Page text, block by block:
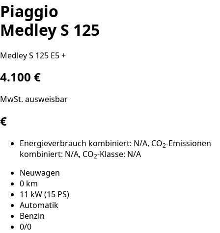
Piaggio
Medley S 125
Medley S 125 E5 +
4.100 €
MwSt. ausweisbar
€
Energieverbrauch kombiniert: N/A, CO2-Emissionen
kombiniert: N/A, CO2-Klasse: N/A
Neuwagen
0 km
11 kW (15 PS)
Automatik
Benzin
0/0